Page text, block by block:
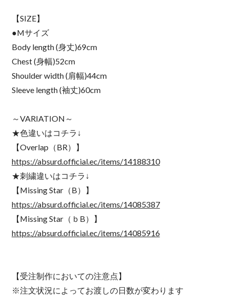
【SIZE】
●Mサイズ
Body length (身丈)69cm
Chest (身幅)52cm
Shoulder width (肩幅)44cm
Sleeve length (袖丈)60cm
～VARIATION～
★色違いはコチラ↓
【Overlap（BR）】
https://absurd.official.ec/items/14188310
★刺繍違いはコチラ↓
【Missing Star（B）】
https://absurd.official.ec/items/14085387
【Missing Star（ｂB）】
https://absurd.official.ec/items/14085916
【受注制作においての注意点】
※注文状況によってお渡しの日数が変わります